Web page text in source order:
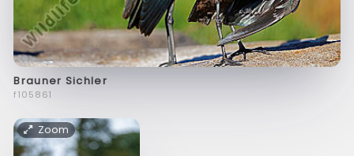
Brauner Sichler
f105861
Zoom